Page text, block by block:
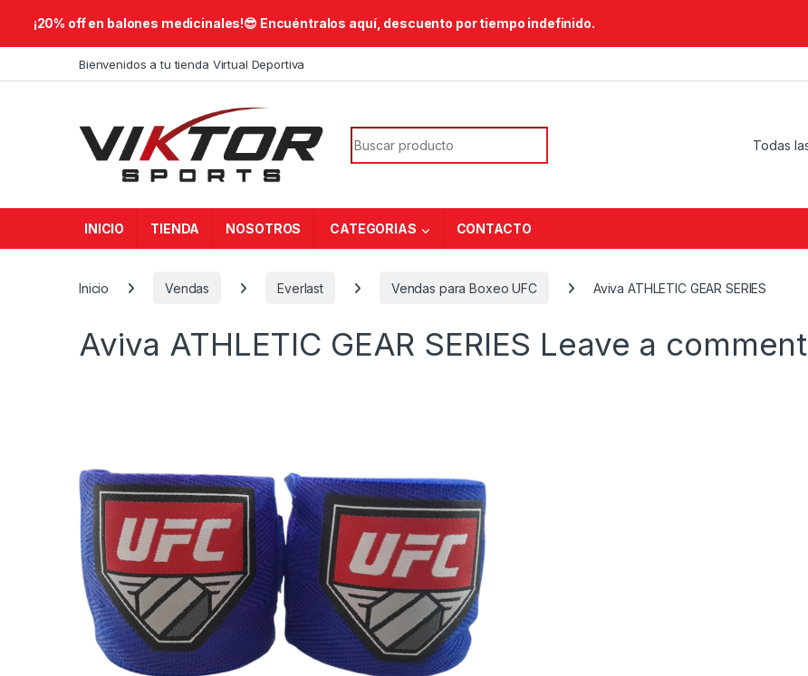
​¡20% off en balones medicinales!😎​ Encuéntralos aquí, descuento por tiempo indefinido.
Bienvenidos a tu tienda Virtual Deportiva
Search for:
INICIO TIENDA NOSOTROS CATEGORIAS CONTACTO
Inicio Vendas Everlast Vendas para Boxeo UFC Aviva ATHLETIC GEAR SERIES
Aviva ATHLETIC GEAR SERIES Leave a comment